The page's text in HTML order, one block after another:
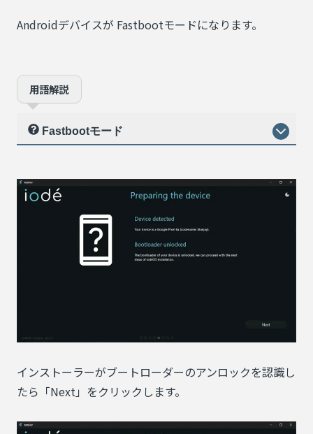
Androidデバイスが Fastbootモードになります。
用語解説
Fastbootモード
インストーラーがブートローダーのアンロックを認識し
たら「Next」をクリックします。